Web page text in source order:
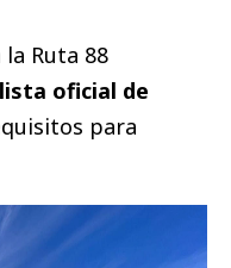
Ruta 88
lista oficial de
para